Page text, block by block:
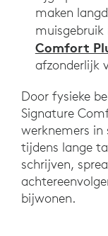
maken
Comfort
afzonderlijk
Door fysieke
Signature
werknemers
tijdens lange
schrijven,
bijwonen.